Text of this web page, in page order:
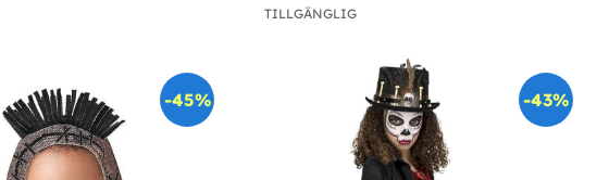
TILLGÄNGLIG
-45% -43%